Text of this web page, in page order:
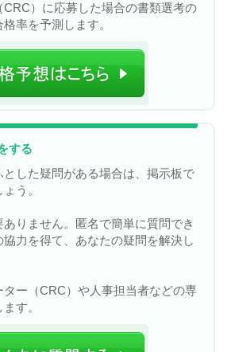
CRC）に応募した場合の書類選考の
率を予測します。
する
した疑問がある場合は、掲示板で
う。
りません。匿名で簡単に質問でき
協力を得て、あなたの疑問を解決し
ー（CRC）や人事担当者などの専
す。